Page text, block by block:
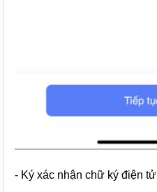
- Ký xác nhận chữ ký điện tử